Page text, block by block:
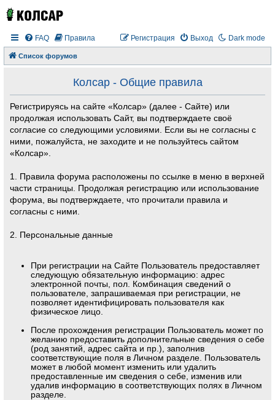
Dark mode
FAQ Правила Выход
Регистрация
Список форумов
Колсар - Общие правила
Регистрируясь на сайте «Колсар» (далее - Сайте) или
продолжая использовать Сайт, вы подтверждаете своё
согласие со следующими условиями. Если вы не согласны с
ними, пожалуйста, не заходите и не пользуйтесь сайтом
«Колсар».
1. Правила форума расположены по ссылке в меню в верхней
части страницы. Продолжая регистрацию или использование
форума, вы подтверждаете, что прочитали правила и
согласны с ними.
2. Персональные данные
При регистрации на Сайте Пользователь предоставляет
следующую обязательную информацию: адрес
электронной почты, пол. Комбинация сведений о
пользователе, запрашиваемая при регистрации, не
позволяет идентифицировать пользователя как
физическое лицо.
После прохождения регистрации Пользователь может по
желанию предоставить дополнительные сведения о себе
(род занятий, адрес сайта и пр.), заполнив
соответствующие поля в Личном разделе. Пользователь
может в любой момент изменить или удалить
предоставленные им сведения о себе, изменив или
удалив информацию в соответствующих полях в Личном
разделе.